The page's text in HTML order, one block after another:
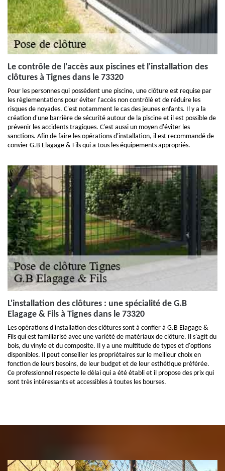
Le contrôle de l'accès aux piscines et l'installation des
clôtures à Tignes dans le 73320
Pour les personnes qui possèdent une piscine, une clôture est requise par
les règlementations pour éviter l'accès non contrôlé et de réduire les
risques de noyades. C'est notamment le cas des jeunes enfants. Il y a la
création d'une barrière de sécurité autour de la piscine et il est possible de
prévenir les accidents tragiques. C'est aussi un moyen d'éviter les
sanctions. Afin de faire les opérations d'installation, il est recommandé de
convier G.B Elagage & Fils qui a tous les équipements appropriés.
L'installation des clôtures : une spécialité de G.B
Elagage & Fils à Tignes dans le 73320
Les opérations d'installation des clôtures sont à confier à G.B Elagage &
Fils qui est familiarisé avec une variété de matériaux de clôture. Il s'agit du
bois, du vinyle et du composite. Il y a une multitude de types et d'options
disponibles. Il peut conseiller les propriétaires sur le meilleur choix en
fonction de leurs besoins, de leur budget et de leur esthétique préférée.
Ce professionnel respecte le délai qui a été établi et il propose des prix qui
sont très intéressants et accessibles à toutes les bourses.